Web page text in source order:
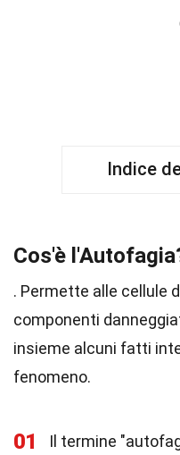
Indice
Cos'è
. Permette alle cellule
componenti
insieme alcuni fatti
fenomeno.
01
Il termine